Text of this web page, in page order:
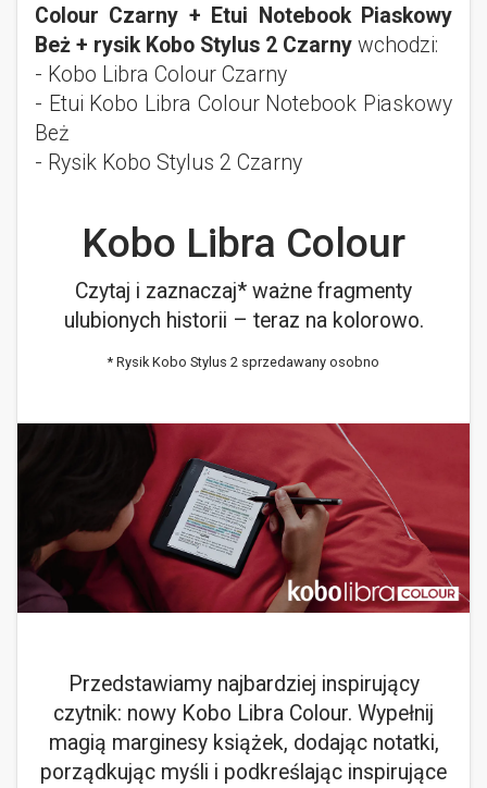
Colour Czarny + Etui Notebook Piaskowy
Beż + rysik Kobo Stylus 2 Czarny wchodzi:
- Kobo Libra Colour Czarny
- Etui Kobo Libra Colour Notebook Piaskowy
Beż
- Rysik Kobo Stylus 2 Czarny
Kobo Libra Colour
Czytaj i zaznaczaj* ważne fragmenty
ulubionych historii – teraz na kolorowo.
* Rysik Kobo Stylus 2 sprzedawany osobno
Przedstawiamy najbardziej inspirujący
czytnik: nowy Kobo Libra Colour. Wypełnij
magią marginesy książek, dodając notatki,
porządkując myśli i podkreślając inspirujące